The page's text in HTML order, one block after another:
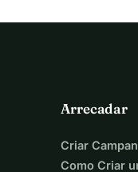
Arrecadar
Criar
Como Criar